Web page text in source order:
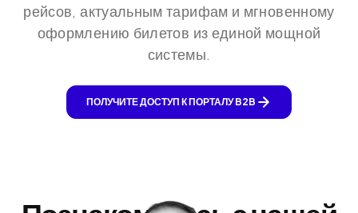
рейсов, актуальным тарифам и мгновенному
оформлению билетов из единой мощной
системы.
ПОЛУЧИТЕ ДОСТУП К ПОРТАЛУ B2B